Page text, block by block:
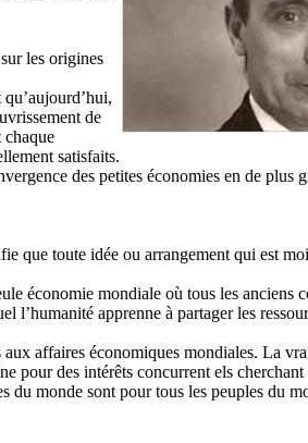
les origines
de
chaque
satisfaits.
des petites économies en de plus
que toute idée ou arrangement qui est
économie mondiale où tous les anciens
l’humanité apprenne à partager les
affaires économiques mondiales. La
des intérêts concurrent els cherchant
du monde sont pour tous les peuples du